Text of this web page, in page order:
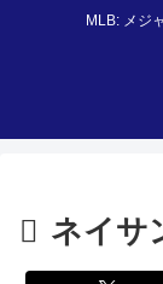
MLB: メジ
ネイサ